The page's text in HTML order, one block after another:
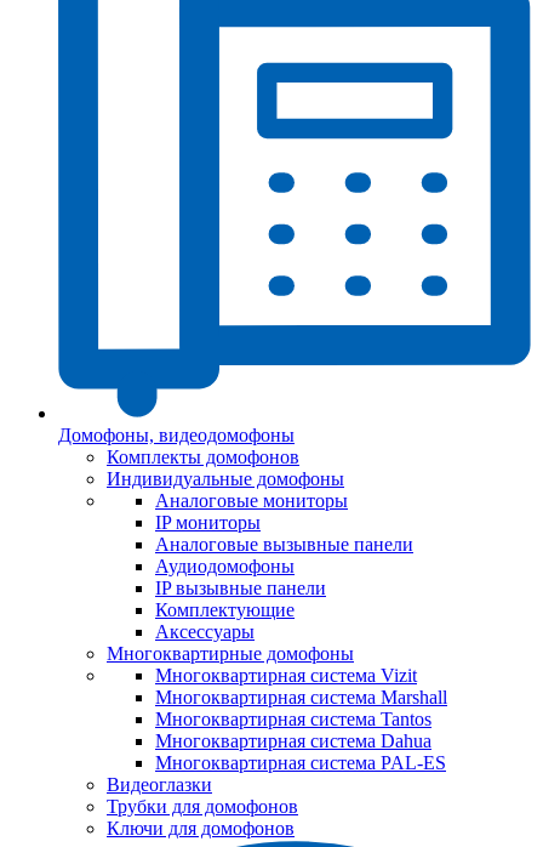
Домофоны, видеодомофоны
Комплекты домофонов
Индивидуальные домофоны
Аналоговые мониторы
IP мониторы
Аналоговые вызывные панели
Аудиодомофоны
IP вызывные панели
Комплектующие
Аксессуары
Многоквартирные домофоны
Многоквартирная система Vizit
Многоквартирная система Marshall
Многоквартирная система Tantos
Многоквартирная система Dahua
Многоквартирная система PAL-ES
Видеоглазки
Трубки для домофонов
Ключи для домофонов